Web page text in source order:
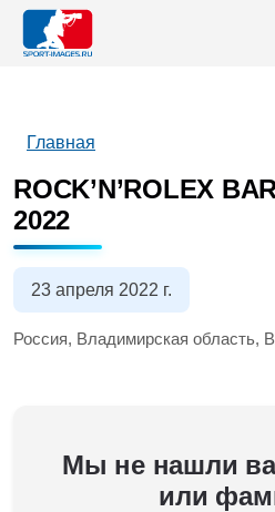
Главная
ROCK’N’ROLEX
2022
23 апреля 2022 г.
Россия, Владимирская область,
Мы не нашли
или